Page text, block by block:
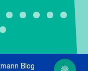
Blog